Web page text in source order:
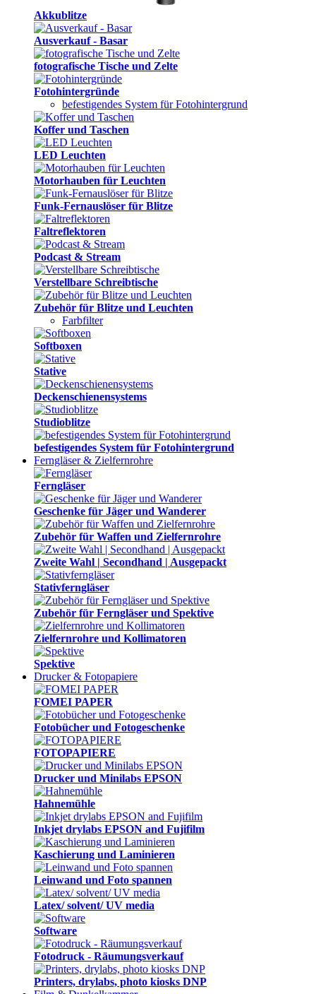
Akkublitze
Ausverkauf - Basar
fotografische Tische und Zelte
Fotohintergründe
befestigendes System für Fotohintergrund
Koffer und Taschen
LED Leuchten
Motorhauben für Leuchten
Funk-Fernauslöser für Blitze
Faltreflektoren
Podcast & Stream
Verstellbare Schreibtische
Zubehör für Blitze und Leuchten
Farbfilter
Softboxen
Stative
Deckenschienensystems
Studioblitze
befestigendes System für Fotohintergrund
Ferngläser & Zielfernrohre
Ferngläser
Geschenke für Jäger und Wanderer
Zubehör für Waffen und Zielfernrohre
Zweite Wahl | Secondhand | Ausgepackt
Stativferngläser
Zubehör für Ferngläser und Spektive
Zielfernrohre und Kollimatoren
Spektive
Drucker & Fotopapiere
FOMEI PAPER
Fotobücher und Fotogeschenke
FOTOPAPIERE
Drucker und Minilabs EPSON
Hahnemühle
Inkjet drylabs EPSON and Fujifilm
Kaschierung und Laminieren
Leinwand und Foto spannen
Latex/ solvent/ UV media
Software
Fotodruck - Räumungsverkauf
Printers, drylabs, photo kiosks DNP